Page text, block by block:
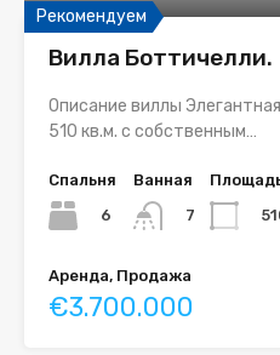
Рекомендуем
Вилла Боттичелли.
Описание виллы
510 кв.м. с собственным…
Спальня
6
Ванная
7
Аренда, Продажа
€3.700.000